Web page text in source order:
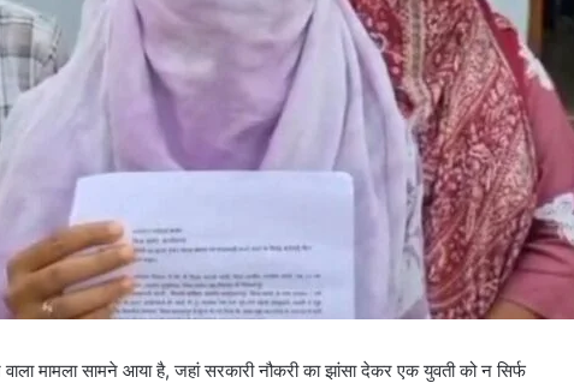
मामला सामने आया है, जहां सरकारी नौकरी का झांसा देकर एक युवती को न सिर्फ